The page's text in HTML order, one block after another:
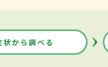
状から調べる